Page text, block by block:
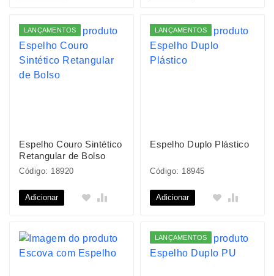
LANÇAMENTOS
Espelho Couro Sintético
Retangular de Bolso
Código: 18920
Adicionar
LANÇAMENTOS
Espelho Duplo Plástico
Código: 18945
Adicionar
LANÇAMENTOS